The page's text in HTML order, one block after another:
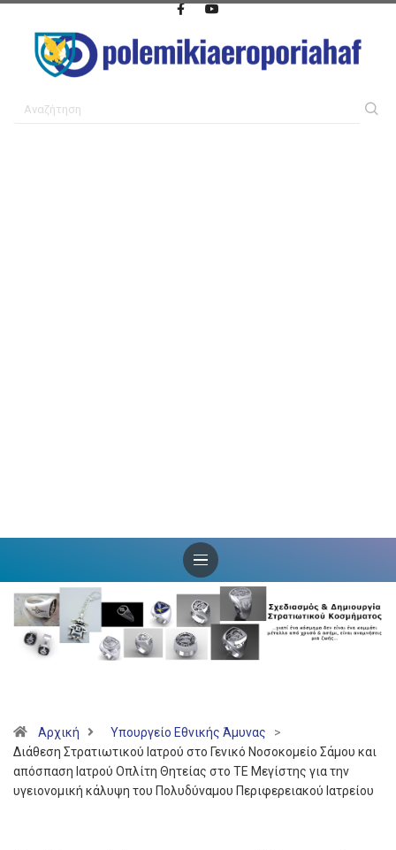
Αρχική Υπουργείο Εθνικής Άμυνας
>
Διάθεση Στρατιωτικού Ιατρού στο Γενικό Νοσοκομείο Σάμου και
απόσπαση Ιατρού Οπλίτη Θητείας στο ΤΕ Μεγίστης για την
υγειονομική κάλυψη του Πολυδύναμου Περιφερειακού Ιατρείου